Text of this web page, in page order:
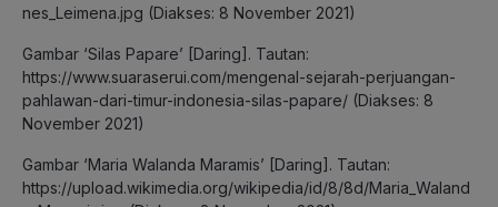
nes_Leimena.jpg (Diakses: 8 November 2021)
Gambar ‘Silas Papare’ [Daring]. Tautan:
https://www.suaraserui.com/mengenal-sejarah-perjuangan-
pahlawan-dari-timur-indonesia-silas-papare/ (Diakses: 8
November 2021)
Gambar ‘Maria Walanda Maramis’ [Daring]. Tautan:
https://upload.wikimedia.org/wikipedia/id/8/8d/Maria_Waland